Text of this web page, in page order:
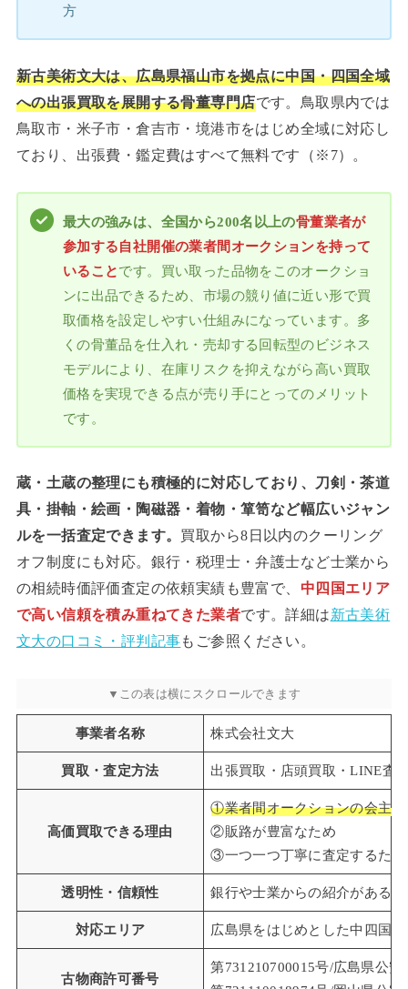
方
新古美術文大は、広島県福山市を拠点に中国・四国全域
への出張買取を展開する骨董専門店です。鳥取県内では
鳥取市・米子市・倉吉市・境港市をはじめ全域に対応し
ており、出張費・鑑定費はすべて無料です（※7）。
最大の強みは、全国から200名以上の骨董業者が
参加する自社開催の業者間オークションを持って
いることです。買い取った品物をこのオークショ
ンに出品できるため、市場の競り値に近い形で買
取価格を設定しやすい仕組みになっています。多
くの骨董品を仕入れ・売却する回転型のビジネス
モデルにより、在庫リスクを抑えながら高い買取
価格を実現できる点が売り手にとってのメリット
です。
蔵・土蔵の整理にも積極的に対応しており、刀剣・茶道
具・掛軸・絵画・陶磁器・着物・箪笥など幅広いジャン
ルを一括査定できます。 買取から8日以内のクーリング
オフ制度にも対応。銀行・税理士・弁護士など士業から
の相続時価評価査定の依頼実績も豊富で、 中四国エリア
で高い信頼を積み重ねてきた業者です。詳細は新古美術
文大の口コミ・評判記事もご参照ください。
事業者名称 株式会社文大
買取・査定方法 出張買取・店頭買取・LINE査
高価買取できる理由
①業者間オークションの会主で
②販路が豊富なため
③一つ一つ丁寧に査定するため
透明性・信頼性 銀行や士業からの紹介がある
対応エリア 広島県をはじめとした中四国
古物商許可番号
第731210700015号/広島県公安